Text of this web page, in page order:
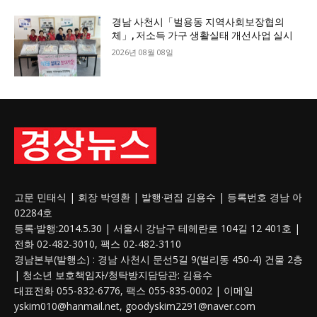
경남 사천시「벌용동 지역사회보장협의
체」, 저소득 가구 생활실태 개선사업 실시
2026년 08월 08일
고문 민태식 | 회장 박영환 | 발행·편집 김용수 | 등록번호 경남 아
02284호
등록·발행:2014.5.30 | 서울시 강남구 테헤란로 104길 12 401호 |
전화 02-482-3010, 팩스 02-482-3110
경남본부(발행소) : 경남 사천시 문선5길 9(벌리동 450-4) 건물 2층
| 청소년 보호책임자/청탁방지담당관: 김용수
대표전화 055-832-6776, 팩스 055-835-0002 | 이메일
yskim010@hanmail.net, goodyskim2291@naver.com